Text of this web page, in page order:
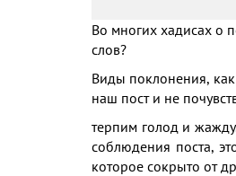
Во многих хадисах о
слов?
Виды поклонения,
наш пост и не
терпим голод и
соблюдения поста,
которое сокрыто от